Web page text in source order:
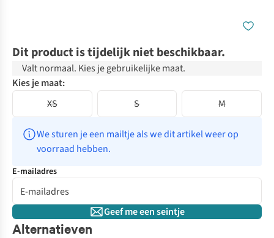
Dit product is tijdelijk niet beschikbaar.
Valt normaal. Kies je gebruikelijke maat.
Kies je maat:
XS
S M
We sturen je een mailtje als we dit artikel weer op
voorraad hebben.
E-mailadres
Geef me een seintje
Alternatieven